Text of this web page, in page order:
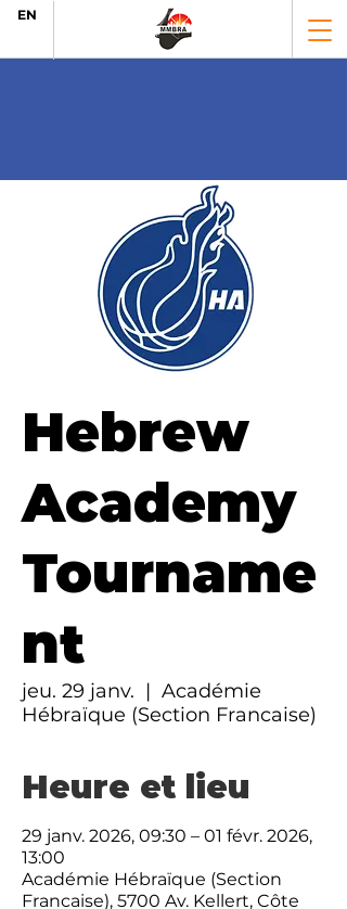
EN
Hebrew
Academy
Tourname
nt
jeu. 29 janv.
  |
Académie
Hébraïque (Section Francaise)
Heure et lieu
29 janv. 2026, 09:30 – 01 févr. 2026,
13:00
Académie Hébraïque (Section
Francaise), 5700 Av. Kellert, Côte